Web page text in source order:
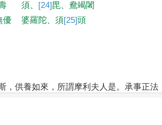
須、 [24] 毘、 鴦竭闍
優 婆羅陀、 須[25]頭
， 供養如來 ， 所謂摩利夫人是。 承事正法